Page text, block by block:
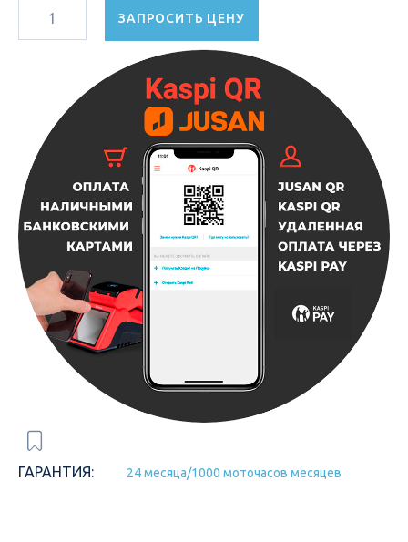
ЗАПРОСИТЬ ЦЕНУ
ГАРАНТИЯ: 24 месяца/1000 моточасов месяцев